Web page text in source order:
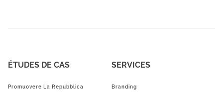
ÉTUDES DE CAS
Promuovere La Repubblica
SERVICES
Branding